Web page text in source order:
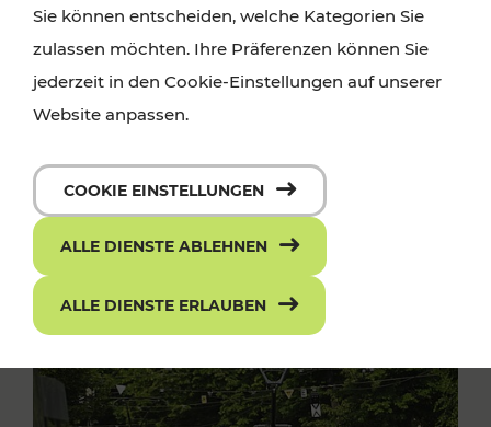
Sie können entscheiden, welche Kategorien Sie
zulassen möchten. Ihre Präferenzen können Sie
jederzeit in den Cookie-Einstellungen auf unserer
Website anpassen.
COOKIE EINSTELLUNGEN
ALLE DIENSTE ABLEHNEN
ALLE DIENSTE ERLAUBEN